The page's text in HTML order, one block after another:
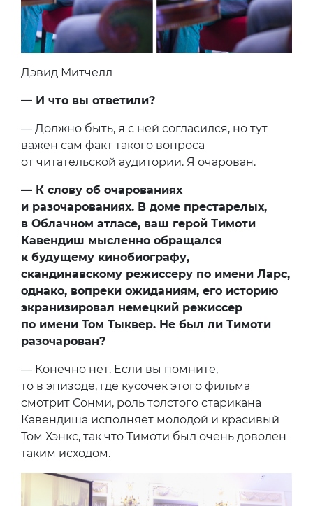
Дэвид Митчелл
— И что вы ответили?
— Должно быть, я с ней согласился, но тут
важен сам факт такого вопроса
от читательской аудитории. Я очарован.
— К слову об очарованиях
и разочарованиях. В доме престарелых,
в Облачном атласе, ваш герой Тимоти
Кавендиш мысленно обращался
к будущему кинобиографу,
скандинавскому режиссеру по имени Ларс,
однако, вопреки ожиданиям, его историю
экранизировал немецкий режиссер
по имени Том Тыквер. Не был ли Тимоти
разочарован?
— Конечно нет. Если вы помните,
то в эпизоде, где кусочек этого фильма
смотрит Сонми, роль толстого старикана
Кавендиша исполняет молодой и красивый
Том Хэнкс, так что Тимоти был очень доволен
таким исходом.